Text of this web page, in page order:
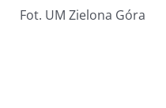
Fot. UM Zielona Góra